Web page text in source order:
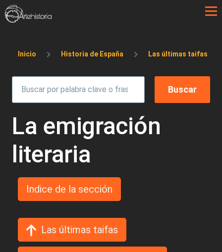
Pasar al contenido principal
Sobrescribir enlaces de ayuda a la
Inicio Historia de España Las últimas taifas
La emigración
literaria
Indice de la sección
Las últimas taifas